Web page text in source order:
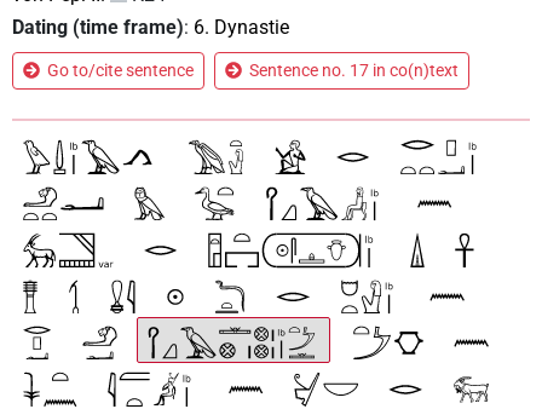
Dating (time frame): 6. Dynastie
Go to/cite sentence Sentence no. 17 in co(n)text